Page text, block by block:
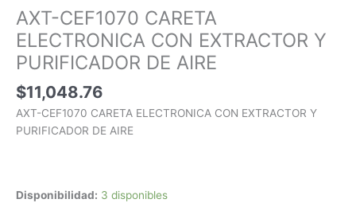
AXT-CEF1070 CARETA
ELECTRONICA CON EXTRACTOR Y
PURIFICADOR DE AIRE
$11,048.76
AXT-CEF1070 CARETA ELECTRONICA CON EXTRACTOR Y
PURIFICADOR DE AIRE
Disponibilidad: 3 disponibles